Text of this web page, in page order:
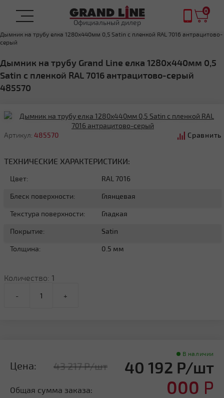
Официальный дилер
0
Дымник на трубу
Дымник на трубу елка 1280х440мм 0,5 Satin с пленкой RAL 7016 антрацитово-
серый
Дымник на трубу Grand Line елка 1280х440мм 0,5
Satin с пленкой RAL 7016 антрацитово-серый
485570
Артикул: 485570 Сравнить
ТЕХНИЧЕСКИЕ ХАРАКТЕРИСТИКИ:
Цвет: RAL 7016
Блеск поверхности: Глянцевая
Текстура поверхности: Гладкая
Покрытие: Satin
Толщина: 0.5 мм
Количество: 1
- +
В наличии
Цена: 43 217 Р/шт 40 192 Р/шт
Общая сумма заказа: 000 Р